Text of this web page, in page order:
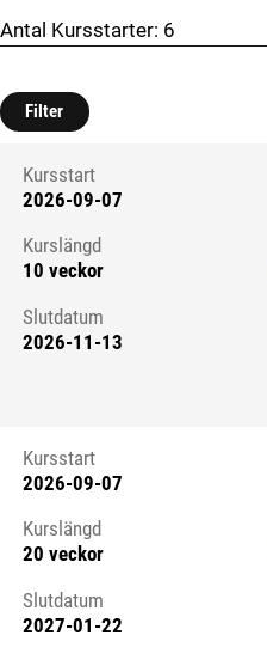
Antal Kursstarter: 6
Filter
Kursstart 6059515
Kursstart
2026-09-07
Kurslängd
10 veckor
Slutdatum
2026-11-13
Kursstart 6061508
Kursstart
2026-09-07
Kurslängd
20 veckor
Slutdatum
2027-01-22